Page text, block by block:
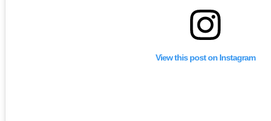
View this post on Instagram